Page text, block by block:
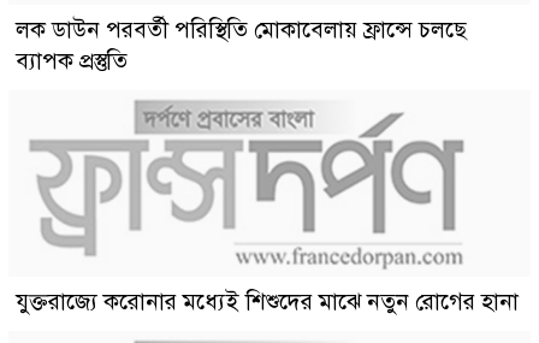
লক ডাউন পরবর্তী পরিস্থিতি মোকাবেলায় ফ্রান্সে চলছে
ব্যাপক প্রস্তুতি
যুক্তরাজ্যে করোনার মধ্যেই শিশুদের মাঝে নতুন রোগের হানা